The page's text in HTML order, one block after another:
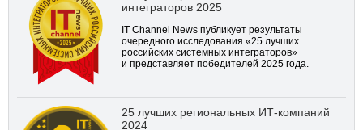
интеграторов 2025
IT Channel News публикует результаты
очередного исследования «25 лучших
российских системных интеграторов»
и представляет победителей 2025 года.
25 лучших региональных ИТ-компаний
2024